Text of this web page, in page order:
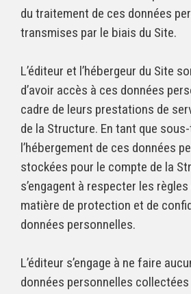
du traitement de ces données
transmises par le biais du Site.
L’éditeur et l’hébergeur du Site
d’avoir accès à ces données
cadre de leurs prestations de
de la Structure. En tant que
l’hébergement de ces données
stockées pour le compte de la
s’engagent à respecter les
matière de protection et de
données personnelles.
L’éditeur s’engage à ne faire
données personnelles